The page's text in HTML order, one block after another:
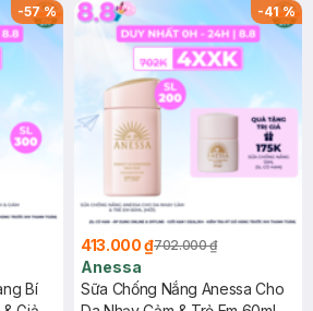
-57%
Bí
-41%
413.000 ₫702.000 ₫
Anessa
Sữa Chống Nắng Anessa Cho